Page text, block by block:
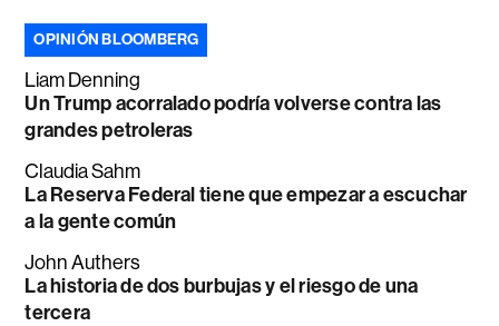
OPINIÓN BLOOMBERG
Liam Denning
Un Trump acorralado podría volverse contra las
grandes petroleras
Claudia Sahm
La Reserva Federal tiene que empezar a escuchar
a la gente común
John Authers
La historia de dos burbujas y el riesgo de una
tercera